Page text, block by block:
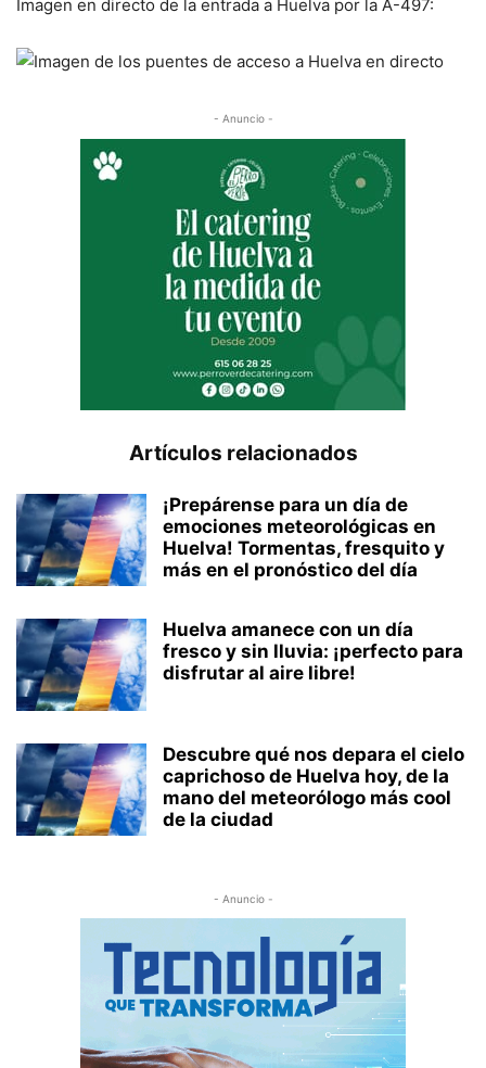
Imagen en directo de la entrada a Huelva por la A-497:
- Anuncio -
Artículos relacionados
¡Prepárense para un día de
emociones meteorológicas en
Huelva! Tormentas, fresquito y
más en el pronóstico del día
Huelva amanece con un día
fresco y sin lluvia: ¡perfecto para
disfrutar al aire libre!
Descubre qué nos depara el cielo
caprichoso de Huelva hoy, de la
mano del meteorólogo más cool
de la ciudad
- Anuncio -